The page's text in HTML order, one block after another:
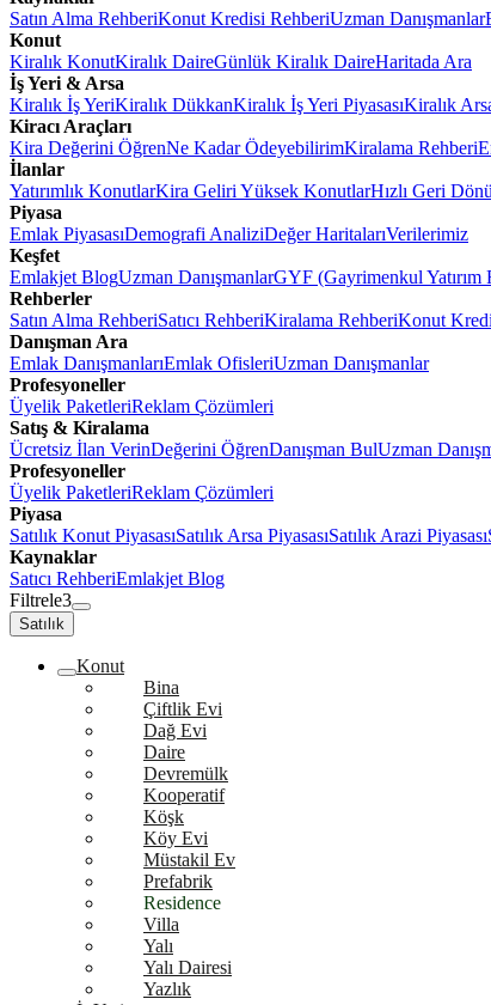
Satın Alma RehberiKonut Kredisi RehberiUzman Danışmanlar
Konut
Kiralık KonutKiralık DaireGünlük Kiralık DaireHaritada Ara
İş Yeri & Arsa
Kiralık İş YeriKiralık DükkanKiralık İş Yeri PiyasasıKiralık
Kiracı Araçları
Kira Değerini ÖğrenNe Kadar ÖdeyebilirimKiralama Rehberi
İlanlar
Yatırımlık KonutlarKira Geliri Yüksek KonutlarHızlı Geri
Piyasa
Emlak PiyasasıDemografi AnaliziDeğer HaritalarıVerilerimiz
Keşfet
Emlakjet BlogUzman DanışmanlarGYF (Gayrimenkul Yatırım
Rehberler
Satın Alma RehberiSatıcı RehberiKiralama RehberiKonut
Danışman Ara
Emlak DanışmanlarıEmlak OfisleriUzman Danışmanlar
Profesyoneller
Üyelik PaketleriReklam Çözümleri
Satış & Kiralama
Ücretsiz İlan VerinDeğerini ÖğrenDanışman BulUzman
Profesyoneller
Üyelik PaketleriReklam Çözümleri
Piyasa
Satılık Konut PiyasasıSatılık Arsa PiyasasıSatılık Arazi Piyasası
Kaynaklar
Satıcı RehberiEmlakjet Blog
Filtrele3
Satılık
Konut
Bina
Çiftlik Evi
Dağ Evi
Daire
Devremülk
Kooperatif
Köşk
Köy Evi
Müstakil Ev
Prefabrik
Residence
Villa
Yalı
Yalı Dairesi
Yazlık